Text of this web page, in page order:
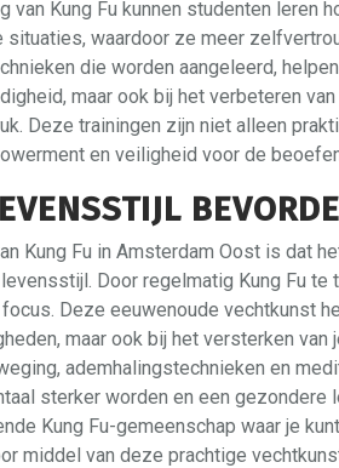
Kung Fu kunnen studenten leren
waardoor ze meer
die worden aangeleerd,
maar ook bij het verbeteren
Deze trainingen zijn niet alleen
en veiligheid voor de
Kung Fu in Amsterdam Oost is dat
Door regelmatig Kung Fu te
Deze eeuwenoude vechtkunst
maar ook bij het versterken van
ademhalingstechnieken en
sterker worden en een gezondere
Kung Fu-gemeenschap waar je
middel van deze prachtige